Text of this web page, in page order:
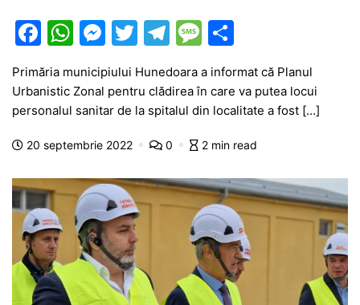
F
c
e
b
o
o
k
W
at
s
A
p
p
M
s
s
e
g
er
T
itt
er
T
e
gr
a
m
M
s
s
a
e
ta
je
a
z
ă
Primăria municipiului Hunedoara a informat că Planul
Urbanistic Zonal pentru clădirea în care va putea locui
personalul sanitar de la spitalul din localitate a fost […]
20 septembrie 2022 0 2 min read